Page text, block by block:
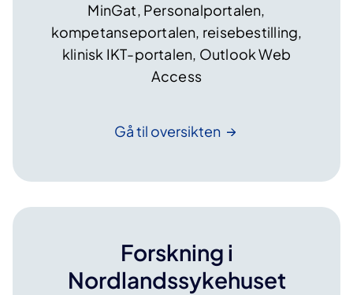
MinGat, Personalportalen,
kompetanseportalen, reisebestilling,
klinisk IKT-portalen​​, Outlook Web
Access
Gå til oversikten
Forskning i
Nordlandssykehuset